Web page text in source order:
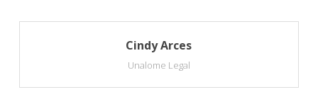
Cindy Arces
Unalome Legal